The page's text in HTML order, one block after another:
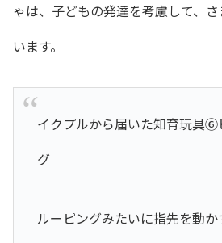
ゃは、子どもの発達を考慮して、
います。
イクプルから届いた知育玩具⑥
グ
ルーピングみたいに指先を動